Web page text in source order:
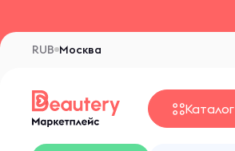
Москва
RUB
Каталог